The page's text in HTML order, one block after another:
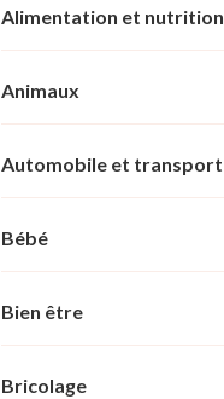
Alimentation et nutrition
Animaux
Automobile et transport
Bébé
Bien être
Bricolage